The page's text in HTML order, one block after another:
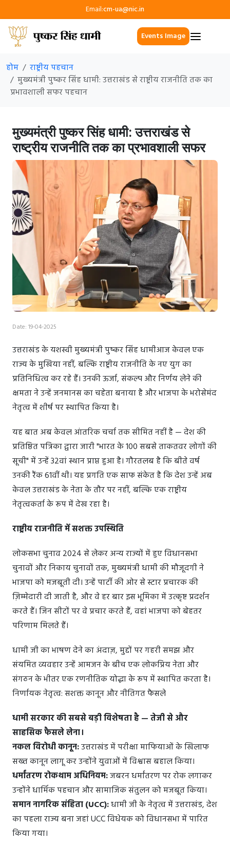
Email:cm-ua@nic.in
Events Image
होम
राष्ट्रीय पहचान
मुख्यमंत्री पुष्कर सिंह धामी: उत्तराखंड से राष्ट्रीय राजनीति तक का
प्रभावशाली सफर पहचान
मुख्यमंत्री पुष्कर सिंह धामी: उत्तराखंड से
राष्ट्रीय राजनीति तक का प्रभावशाली सफर
Date: 19-04-2025
उत्तराखंड के यशस्वी मुख्यमंत्री पुष्कर सिंह धामीआज केवल एक
राज्य के मुखिया नहीं, बल्कि राष्ट्रीय राजनीति के नए युग का
प्रतिनिधित्व कर रहे हैं। उनकी ऊर्जा, संकल्प और निर्णय लेने की
क्षमता ने उन्हें जनमानस का चहेता बनाया है और भाजपा के भरोसेमंद
नेतृत्व में शीर्ष पर स्थापित किया है।
यह बात अब केवल आंतरिक चर्चा तक सीमित नहीं है — देश की
प्रतिष्ठित पत्रिका द्वारा जारी "भारत के 100 सबसे ताकतवर लोगों की
सूची" में उन्हें 32वां स्थान प्राप्त हुआ है। गौरतलब है कि बीते वर्ष
उनकी रैंक 61वीं थी। यह प्रगति एक साफ संकेत है कि देश उन्हें अब
केवल उत्तराखंड के नेता के तौर पर नहीं, बल्कि एक राष्ट्रीय
नेतृत्वकर्ता के रूप में देख रहा है।
राष्ट्रीय राजनीति में सशक्त उपस्थिति
लोकसभा चुनाव 2024 से लेकर अन्य राज्यों में हुए विधानसभा
चुनावों और निकाय चुनावों तक, मुख्यमंत्री धामी की मौजूदगी ने
भाजपा को मजबूती दी। उन्हें पार्टी की ओर से स्टार प्रचारक की
ज़िम्मेदारी दी जाती है, और वे हर बार इस भूमिका में उत्कृष्ट प्रदर्शन
करते हैं। जिन सीटों पर वे प्रचार करते हैं, वहां भाजपा को बेहतर
परिणाम मिलते हैं।
धामी जी का भाषण देने का अंदाज़, मुद्दों पर गहरी समझ और
संयमित व्यवहार उन्हें आमजन के बीच एक लोकप्रिय नेता और
संगठन के भीतर एक रणनीतिक योद्धा के रूप में स्थापित करता है।
निर्णायक नेतृत्व: सशक्त कानून और नीतिगत फैसले
धामी सरकार की सबसे बड़ी विशेषता है — तेजी से और
साहसिक फैसले लेना।
नकल विरोधी कानून:उत्तराखंड में परीक्षा माफियाओं के खिलाफ
सख्त कानून लागू कर उन्होंने युवाओं में विश्वास बहाल किया।
धर्मांतरण रोकथाम अधिनियम:जबरन धर्मांतरण पर रोक लगाकर
उन्होंने धार्मिक पहचान और सामाजिक संतुलन को मजबूत किया।
समान नागरिक संहिता (UCC):धामी जी के नेतृत्व में उत्तराखंड, देश
का पहला राज्य बना जहां UCC विधेयक को विधानसभा में पारित
किया गया।